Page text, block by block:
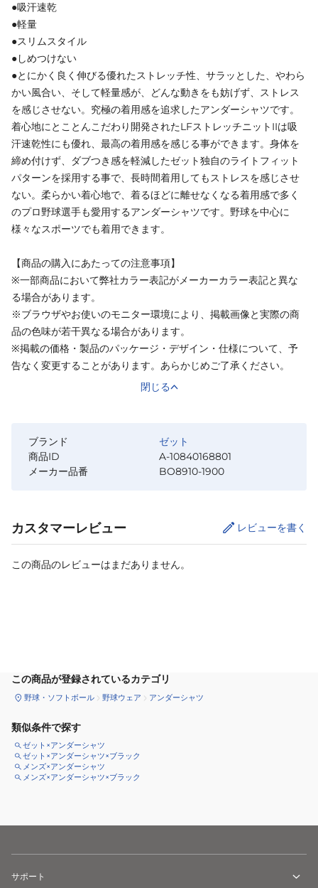
●吸汗速乾
●軽量
●スリムスタイル
●しめつけない
●とにかく良く伸びる優れたストレッチ性、サラッとした、やわら
かい風合い、そして軽量感が、どんな動きをも妨げず、ストレス
を感じさせない。究極の着用感を追求したアンダーシャツです。
着心地にとことんこだわり開発されたLFストレッチニットIIは吸
汗速乾性にも優れ、最高の着用感を感じる事ができます。身体を
締め付けず、ダブつき感を軽減したゼット独自のライトフィット
パターンを採用する事で、長時間着用してもストレスを感じさせ
ない。柔らかい着心地で、着るほどに離せなくなる着用感で多く
のプロ野球選手も愛用するアンダーシャツです。野球を中心に
様々なスポーツでも着用できます。
【商品の購入にあたっての注意事項】
※一部商品において弊社カラー表記がメーカーカラー表記と異な
る場合があります。
※ブラウザやお使いのモニター環境により、掲載画像と実際の商
品の色味が若干異なる場合があります。
※掲載の価格・製品のパッケージ・デザイン・仕様について、予
告なく変更することがあります。あらかじめご了承ください。
閉じる
ブランド
ゼット
商品ID
A-10840168801
メーカー品番
BO8910-1900
カスタマーレビュー レビューを書く
この商品のレビューはまだありません。
この商品が登録されているカテゴリ
野球・ソフトボール 野球ウェア アンダーシャツ
類似条件で探す
ゼット×アンダーシャツ
ゼット×アンダーシャツ×ブラック
メンズ×アンダーシャツ
メンズ×アンダーシャツ×ブラック
サポート